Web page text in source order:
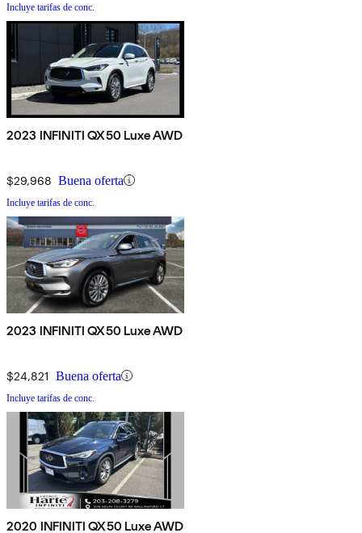
Incluye tarifas de conc.
2023 INFINITI QX50 Luxe AWD
$29,968 Buena oferta
Incluye tarifas de conc.
2023 INFINITI QX50 Luxe AWD
$24,821 Buena oferta
Incluye tarifas de conc.
2020 INFINITI QX50 Luxe AWD